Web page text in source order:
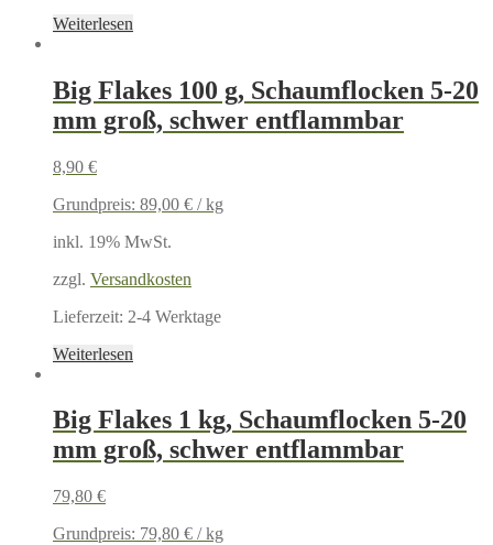
Weiterlesen
Big Flakes 100 g, Schaumflocken 5-20
mm groß, schwer entflammbar
8,90 €
Grundpreis: 89,00 € /kg
inkl. 19% MwSt.
zzgl. Versandkosten
Lieferzeit: 2-4 Werktage
Weiterlesen
Big Flakes 1 kg, Schaumflocken 5-20
mm groß, schwer entflammbar
79,80 €
Grundpreis: 79,80 € /kg